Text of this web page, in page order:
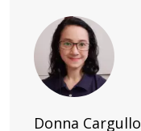
Donna Cargullo